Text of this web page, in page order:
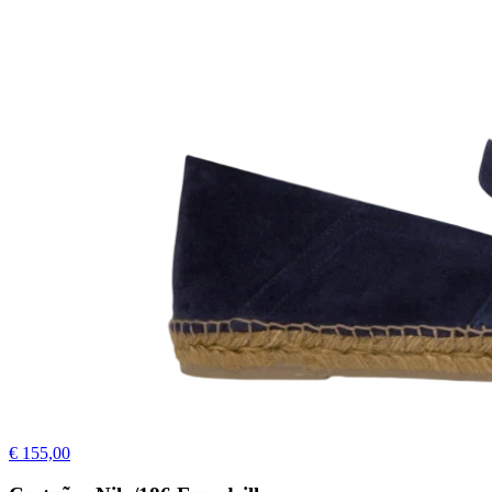
€ 155,00